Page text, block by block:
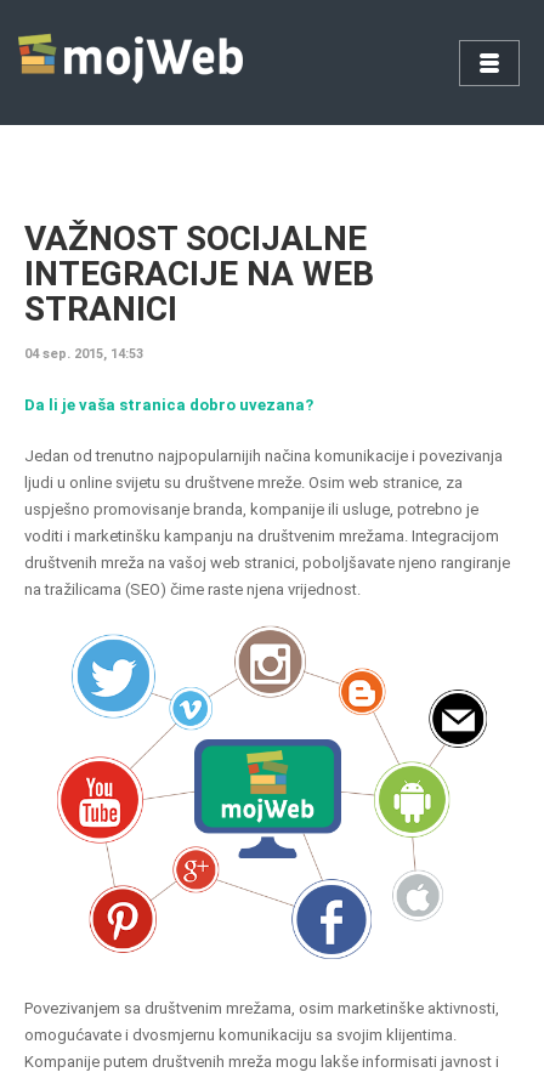
VAŽNOST SOCIJALNE
INTEGRACIJE NA WEB
STRANICI
04 sep. 2015, 14:53
Da li je vaša stranica dobro uvezana?
Jedan od trenutno najpopularnijih načina komunikacije i povezivanja
ljudi u online svijetu su društvene mreže. Osim web stranice, za
uspješno promovisanje branda, kompanije ili usluge, potrebno je
voditi i marketinšku kampanju na društvenim mrežama. Integracijom
društvenih mreža na vašoj web stranici, poboljšavate njeno rangiranje
na tražilicama (SEO) čime raste njena vrijednost.
Povezivanjem sa društvenim mrežama, osim marketinške aktivnosti,
omogućavate i dvosmjernu komunikaciju sa svojim klijentima.
Kompanije putem društvenih mreža mogu lakše informisati javnost i